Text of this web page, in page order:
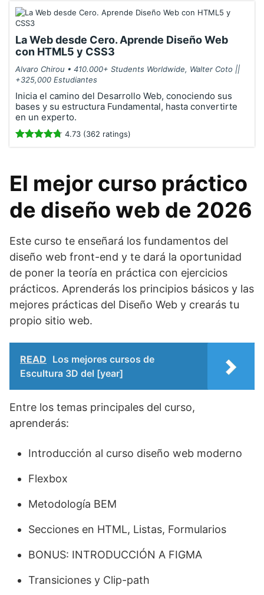
La Web desde Cero. Aprende Diseño Web
con HTML5 y CSS3
Alvaro Chirou • 410.000+ Students Worldwide, Walter Coto ||
+325,000 Estudiantes
Inicia el camino del Desarrollo Web, conociendo sus
bases y su estructura Fundamental, hasta convertirte
en un experto.
4.73 (362 ratings)
El mejor curso práctico
de diseño web de 2026
Este curso te enseñará los fundamentos del
diseño web front-end y te dará la oportunidad
de poner la teoría en práctica con ejercicios
prácticos. Aprenderás los principios básicos y las
mejores prácticas del Diseño Web y crearás tu
propio sitio web.
READ Los mejores cursos de
Escultura 3D del [year]
Entre los temas principales del curso,
aprenderás:
Introducción al curso diseño web moderno
Flexbox
Metodología BEM
Secciones en HTML, Listas, Formularios
BONUS: INTRODUCCIÓN A FIGMA
Transiciones y Clip-path